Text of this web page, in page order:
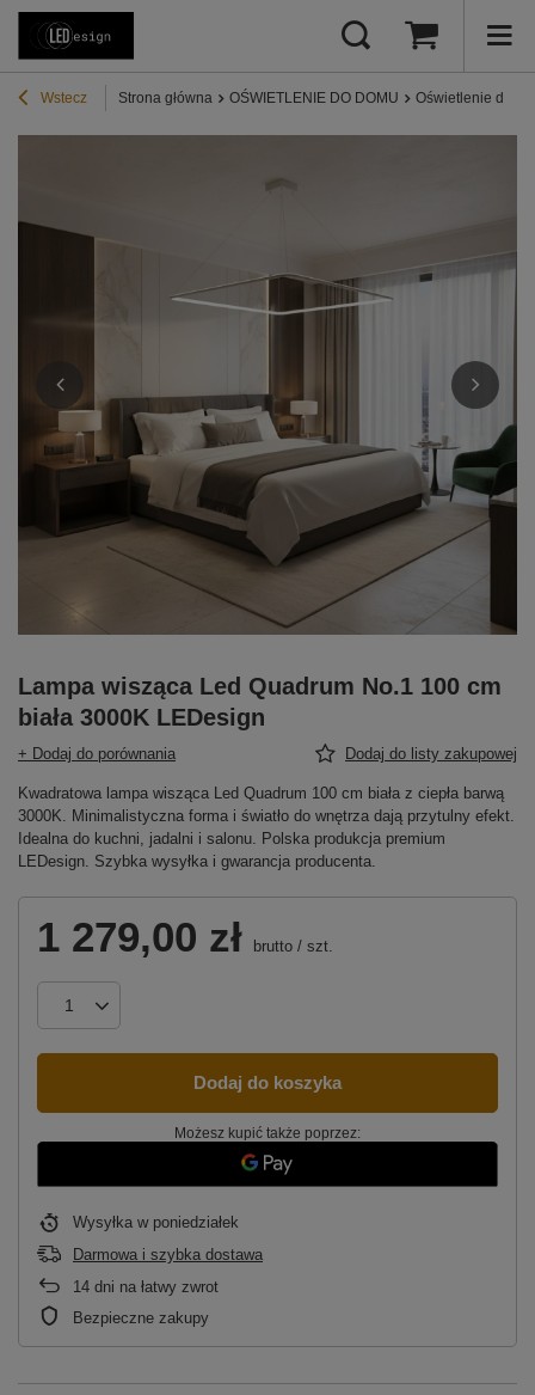
Wstecz Strona główna OŚWIETLENIE DO DOMU Oświetlenie do
Lampa wisząca Led Quadrum No.1 100 cm
biała 3000K LEDesign
+ Dodaj do porównania Dodaj do listy zakupowej
Kwadratowa lampa wisząca Led Quadrum 100 cm biała z ciepła barwą
3000K. Minimalistyczna forma i światło do wnętrza dają przytulny efekt.
Idealna do kuchni, jadalni i salonu. Polska produkcja premium
LEDesign. Szybka wysyłka i gwarancja producenta.
1 279,00 zł brutto / szt.
Dodaj do koszyka
Możesz kupić także poprzez:
Wysyłka w poniedziałek
Darmowa i szybka dostawa
14 dni na łatwy zwrot
Bezpieczne zakupy